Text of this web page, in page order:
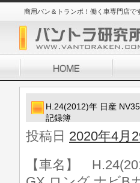
商用バン＆トランポ！働く車専門店で
H.24(2012)年 日産
記録簿
投稿日 2020年4月
【車名】